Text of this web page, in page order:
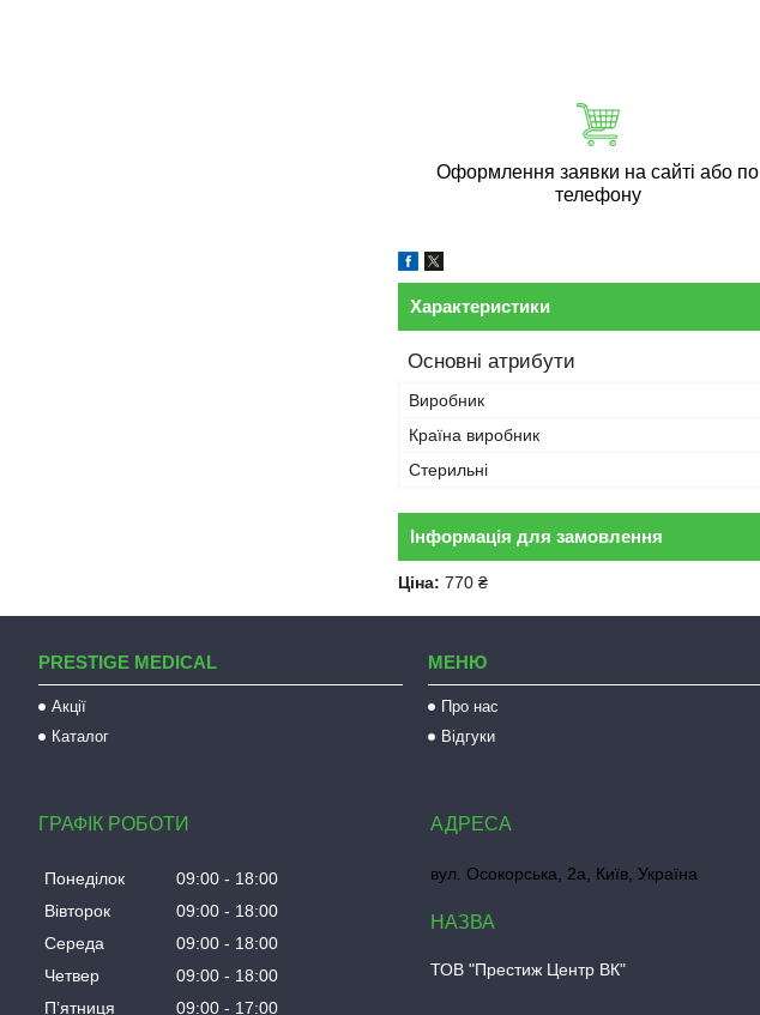
Оформлення заявки на сайті або по
телефону
Характеристики
Основні атрибути
Виробник
Країна виробник
Стерильні
Інформація для замовлення
Ціна: 770 ₴
PRESTIGE MEDICAL
Акції
Каталог
МЕНЮ
Про нас
Відгуки
ГРАФІК РОБОТИ
Понеділок 09:00
18:00
Вівторок
09:00
18:00
Середа
09:00
18:00
Четвер
09:00
18:00
Пʼятниця
09:00 17:00
вул. Осокорська, 2а, Київ, Україна
ТОВ "Престиж Центр ВК"